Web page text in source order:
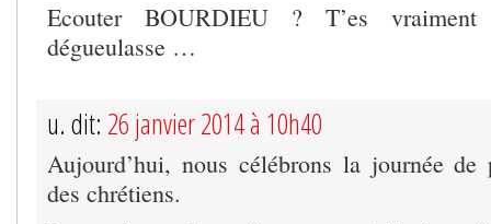
Ecouter BOURDIEU ? T’es
dégueulasse …
u. dit: 26 janvier 2014 à 10h40
Aujourd’hui, nous célébrons la journée de
des chrétiens.